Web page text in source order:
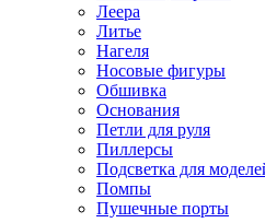
Леера
Литье
Нагеля
Носовые фигуры
Обшивка
Основания
Петли для руля
Пиллерсы
Подсветка для
Помпы
Пушечные порты